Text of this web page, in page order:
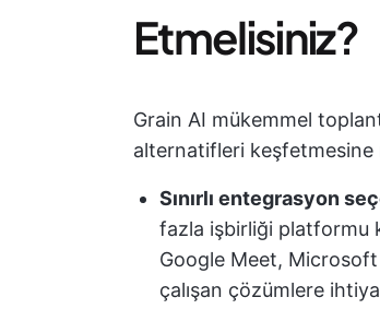
Etmelisiniz?
Grain AI mükemmel
alternatifleri keşfetmesine
Sınırlı entegrasyon
fazla işbirliği platformu
Google Meet,
çalışan çözümlere